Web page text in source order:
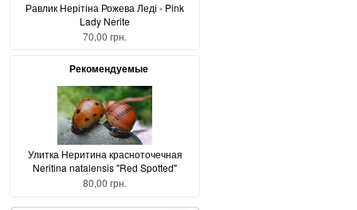
Равлик Нерітіна Рожева Леді - Pink
Lady Nerite
70,00 грн.
Рекомендуемые
Улитка Неритина красноточечная
Neritina natalensis "Red Spotted"
80,00 грн.